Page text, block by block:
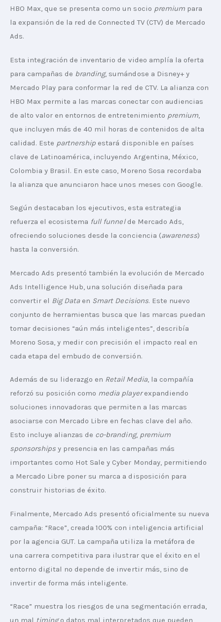
HBO Max, que se presenta como un socio premium para
la expansión de la red de Connected TV (CTV) de Mercado
Ads.
Esta integración de inventario de video amplía la oferta
para campañas de branding, sumándose a Disney+ y
Mercado Play para conformar la red de CTV. La alianza con
HBO Max permite a las marcas conectar con audiencias
de alto valor en entornos de entretenimiento premium,
que incluyen más de 40 mil horas de contenidos de alta
calidad. Este partnership estará disponible en países
clave de Latinoamérica, incluyendo Argentina, México,
Colombia y Brasil. En este caso, Moreno Sosa recordaba
la alianza que anunciaron hace unos meses con Google.
Según destacaban los ejecutivos, esta estrategia
refuerza el ecosistema full funnel de Mercado Ads,
ofreciendo soluciones desde la conciencia (awareness)
hasta la conversión.
Mercado Ads presentó también la evolución de Mercado
Ads Intelligence Hub, una solución diseñada para
convertir el Big Data en Smart Decisions. Este nuevo
conjunto de herramientas busca que las marcas puedan
tomar decisiones “aún más inteligentes”, describía
Moreno Sosa, y medir con precisión el impacto real en
cada etapa del embudo de conversión.
Además de su liderazgo en Retail Media, la compañía
reforzó su posición como media player expandiendo
soluciones innovadoras que permiten a las marcas
asociarse con Mercado Libre en fechas clave del año.
Esto incluye alianzas de co-branding, premium
sponsorships y presencia en las campañas más
importantes como Hot Sale y Cyber Monday, permitiendo
a Mercado Libre poner su marca a disposición para
construir historias de éxito.
Finalmente, Mercado Ads presentó oficialmente su nueva
campaña: “Race”, creada 100% con inteligencia artificial
por la agencia GUT. La campaña utiliza la metáfora de
una carrera competitiva para ilustrar que el éxito en el
entorno digital no depende de invertir más, sino de
invertir de forma más inteligente.
“Race” muestra los riesgos de una segmentación errada,
un mal timing o datos mal interpretados que pueden